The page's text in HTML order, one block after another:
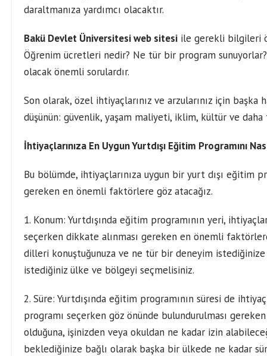
daraltmanıza yardımcı olacaktır.
Bakü Devlet Üniversitesi web sitesi ile gerekli bilgileri
Öğrenim ücretleri nedir? Ne tür bir program sunuyorlar?
olacak önemli sorulardır.
Son olarak, özel ihtiyaçlarınız ve arzularınız için
düşünün: güvenlik, yaşam maliyeti, iklim, kültür ve daha
İhtiyaçlarınıza En Uygun Yurtdışı Eğitim Programını
Bu bölümde, ihtiyaçlarınıza uygun bir yurt dışı eğitim
gereken en önemli faktörlere göz atacağız.
1. Konum: Yurtdışında eğitim programının yeri,
seçerken dikkate alınması gereken en önemli
dilleri konuştuğunuza ve ne tür bir deneyim istediğinize
istediğiniz ülke ve bölgeyi seçmelisiniz.
2. Süre: Yurtdışında eğitim programının süresi de
programı seçerken göz önünde bulundurulması
olduğuna, işinizden veya okuldan ne kadar izin
beklediğinize bağlı olarak başka bir ülkede ne kadar